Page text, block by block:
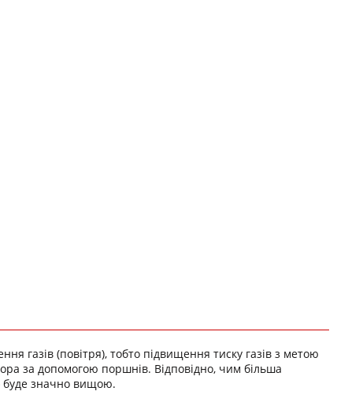
газів (повітря), тобто підвищення тиску газів з метою
за допомогою поршнів. Відповідно, чим більша
буде значно вищою.